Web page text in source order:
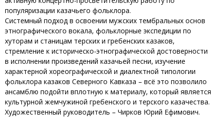
популяризации казачьего фольклора.
Системный подход в освоении мужских тембральных основ
этнографического вокала, фольклорные экспедиции по
хуторам и станицам терских и гребенских казаков,
стремление к историческо-этнографической достоверности
в исполнении произведений казачьей песни, изучение
характерной хореографической и диалектной типологии
фольклора казаков Северного Кавказа – всё это позволило
ансамблю подойти вплотную к материалу, который является
культурной жемчужиной гребенского и терского казачества.
Художественный руководитель – Чирков Юрий Ефимович.